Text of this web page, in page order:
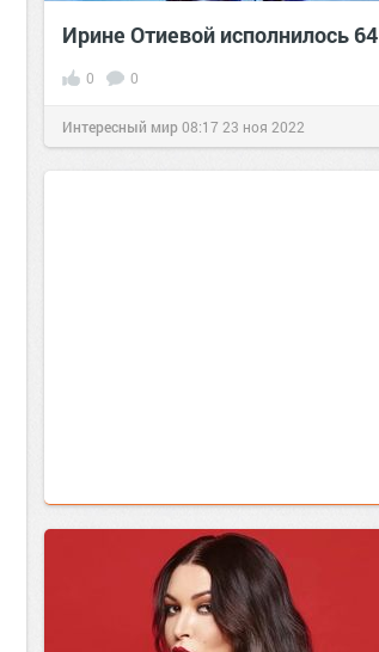
Ирине Отиевой исполнилось 64
0 0
Интересный мир08:17 23 ноя 2022